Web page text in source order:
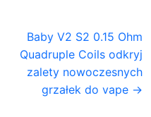
Baby V2 S2 0.15 Ohm
Quadruple Coils odkryj
zalety nowoczesnych
grzałek do vape →